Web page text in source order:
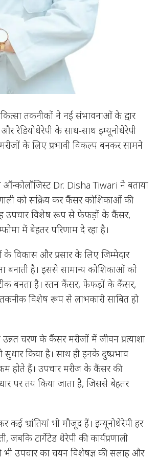
तकनीकों ने नई संभावनाओं के द्वार
रेडियोथेरेपी के साथ-साथ इम्यूनोथेरेपी
के लिए प्रभावी विकल्प बनकर सामने
Dr. Disha Tiwari ने बताया
को सक्रिय कर कैंसर कोशिकाओं की
उपचार विशेष रूप से फेफड़ों के कैंसर,
में बेहतर परिणाम दे रहा है।
विकास और प्रसार के लिए जिम्मेदार
बनाती है। इससे सामान्य कोशिकाओं को
बनता है। स्तन कैंसर, फेफड़ों के कैंसर,
विशेष रूप से लाभकारी साबित हो
चरण के कैंसर मरीजों में जीवन प्रत्याशा
किया है। साथ ही इनके दुष्प्रभाव
होते हैं। उपचार मरीज के कैंसर की
पर तय किया जाता है, जिससे बेहतर
भ्रांतियां भी मौजूद हैं। इम्यूनोथेरेपी हर
जबकि टार्गेटेड थेरेपी की कार्यप्रणाली
उपचार का चयन विशेषज्ञ की सलाह और